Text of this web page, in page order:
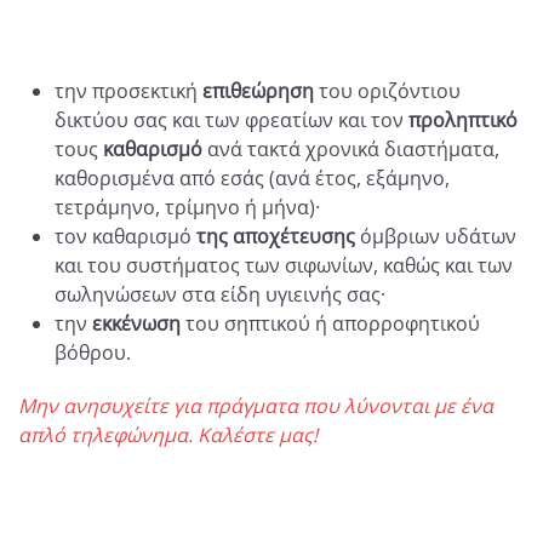
την προσεκτική επιθεώρησητου οριζόντιου
δικτύου σας και των φρεατίων και τον προληπτικό
τους καθαρισμό ανά τακτά χρονικά διαστήματα,
καθορισμένα από εσάς (ανά έτος, εξάμηνο,
τετράμηνο, τρίμηνο ή μήνα)·
τον καθαρισμό της αποχέτευσης όμβριων υδάτων
και του συστήματος των σιφωνίων, καθώς και των
σωληνώσεων στα είδη υγιεινής σας·
την εκκένωσητου σηπτικού ή απορροφητικού
βόθρου.
Μην ανησυχείτε για πράγματα που λύνονται με ένα
απλό τηλεφώνημα. Καλέστε μας!